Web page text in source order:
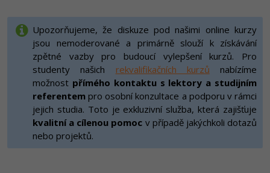
Datová analýza v praxi
Základy programování
Objektové programování - OOP
Umělá inteligence
HTML5, CSS3, Bootstrap, SEO
Školení dle technologií
C# .NET
Java
PHP
Senior programátor
Front-end developer
Vývojář mobilních aplikací
Specialista na AI a bigdata
Jak začít?
Java -80%
C#.NET -80%
Python -80%
JavaScript
Upozorňujeme, že diskuze pod našimi online kurzy
jsou nemoderované a primárně slouží k získávání
zpětné vazby pro budoucí vylepšení kurzů. Pro
studenty našich rekvalifikačních kurzů nabízíme
možnost přímého kontaktu s lektory a studijním
referentem pro osobní konzultace a podporu v rámci
jejich studia. Toto je exkluzivní služba, která zajišťuje
kvalitní a cílenou pomoc v případě jakýchkoli dotazů
nebo projektů.